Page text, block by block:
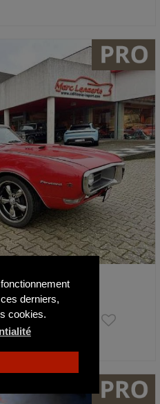
derniers,
cookies.